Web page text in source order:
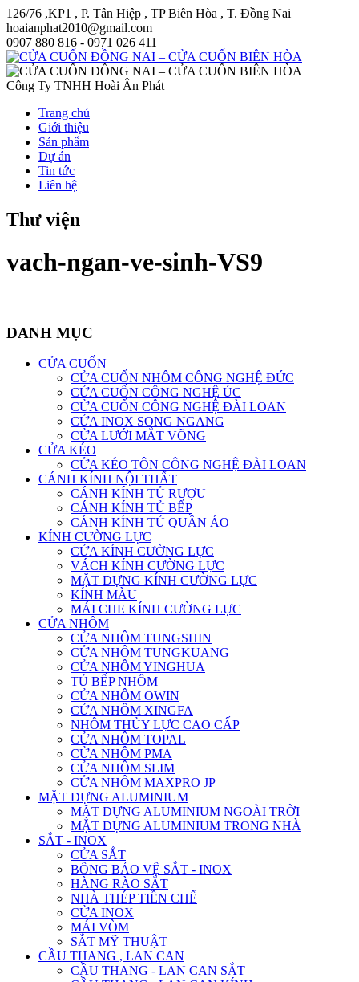
126/76 ,KP1 , P. Tân Hiệp , TP Biên Hòa , T. Đồng Nai
hoaianphat2010@gmail.com
0907 880 816 - 0971 026 411
Công Ty TNHH Hoài Ân Phát
Trang chủ
Giới thiệu
Sản phẩm
Dự án
Tin tức
Liên hệ
Thư viện
vach-ngan-ve-sinh-VS9
DANH MỤC
CỬA CUỐN
CỬA CUỐN NHÔM CÔNG NGHỆ ĐỨC
CỬA CUỐN CÔNG NGHỆ ÚC
CỬA CUỐN CÔNG NGHỆ ĐÀI LOAN
CỬA INOX SONG NGANG
CỬA LƯỚI MẮT VÕNG
CỬA KÉO
CỬA KÉO TÔN CÔNG NGHỆ ĐÀI LOAN
CÁNH KÍNH NỘI THẤT
CÁNH KÍNH TỦ RƯỢU
CÁNH KÍNH TỦ BẾP
CÁNH KÍNH TỦ QUẦN ÁO
KÍNH CƯỜNG LỰC
CỬA KÍNH CƯỜNG LỰC
VÁCH KÍNH CƯỜNG LỰC
MẶT DỰNG KÍNH CƯỜNG LỰC
KÍNH MÀU
MÁI CHE KÍNH CƯỜNG LỰC
CỬA NHÔM
CỬA NHÔM TUNGSHIN
CỬA NHÔM TUNGKUANG
CỬA NHÔM YINGHUA
TỦ BẾP NHÔM
CỬA NHÔM OWIN
CỬA NHÔM XINGFA
NHÔM THỦY LỰC CAO CẤP
CỬA NHÔM TOPAL
CỬA NHÔM PMA
CỬA NHÔM SLIM
CỬA NHÔM MAXPRO JP
MẶT DỰNG ALUMINIUM
MẶT DỰNG ALUMINIUM NGOÀI TRỜI
MẶT DỰNG ALUMINIUM TRONG NHÀ
SẮT - INOX
CỬA SẮT
BÔNG BẢO VỆ SẮT - INOX
HÀNG RÀO SẮT
NHÀ THÉP TIỀN CHẾ
CỬA INOX
MÁI VÒM
SẮT MỸ THUẬT
CẦU THANG , LAN CAN
CẦU THANG - LAN CAN SẮT